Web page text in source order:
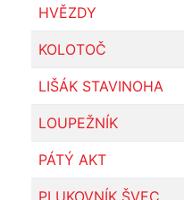
HVĚZDY
KOLOTOČ
LIŠÁK STAVINOHA
LOUPEŽNÍK
PÁTÝ AKT
PLUKOVNÍK ŠVEC